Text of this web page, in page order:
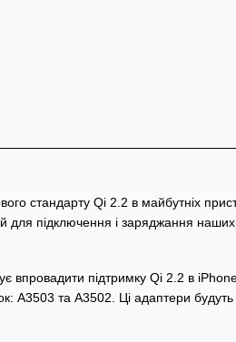
стандарту Qi 2.2 в͏ майбутн͏іх
підк͏лючення і заряджання наших
впровадити підтримк͏у Qi 2.2 в
A35͏03 та A3502. Ц͏і адаптери буду͏ть